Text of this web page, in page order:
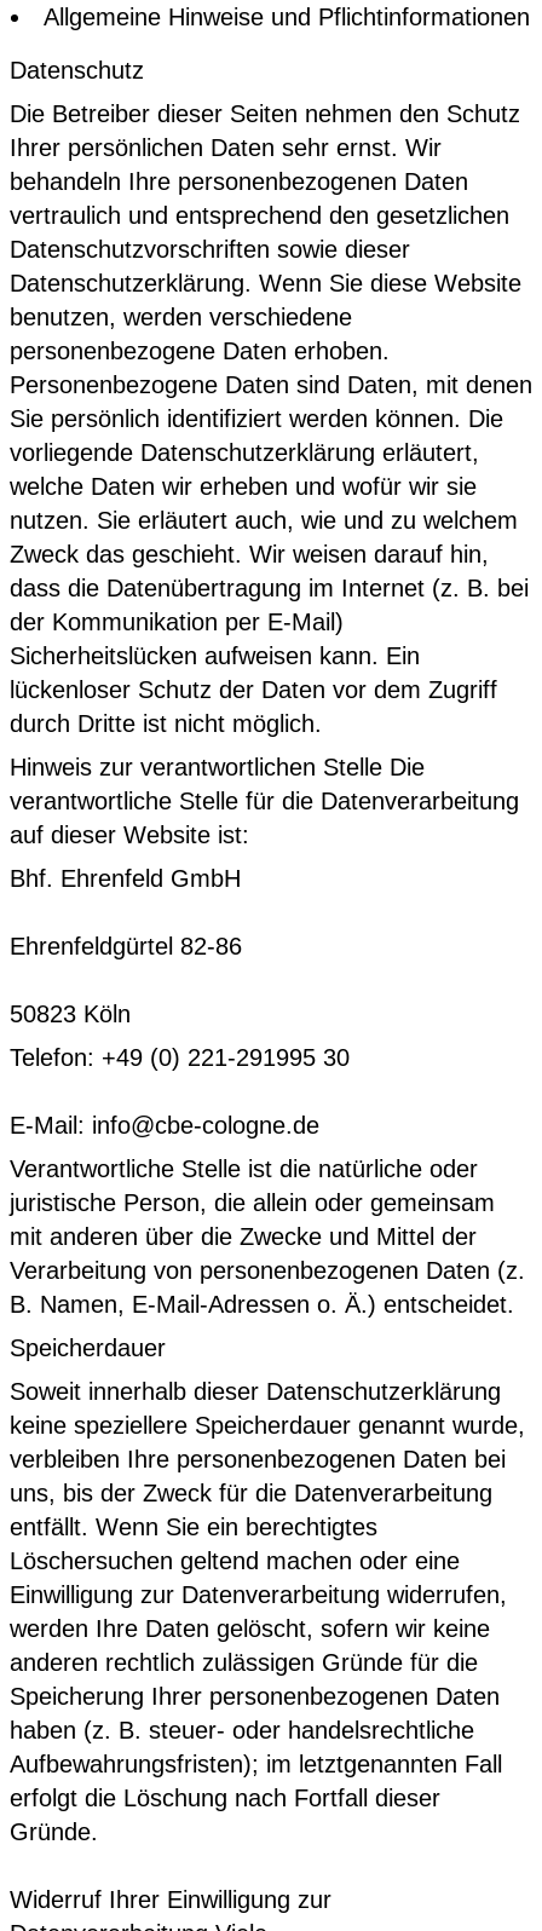
Allgemeine Hinweise und Pflicht­informationen
Datenschutz
Die Betreiber dieser Seiten nehmen den Schutz
Ihrer persönlichen Daten sehr ernst. Wir
behandeln Ihre personenbezogenen Daten
vertraulich und entsprechend den gesetzlichen
Datenschutzvorschriften sowie dieser
Datenschutzerklärung. Wenn Sie diese Website
benutzen, werden verschiedene
personenbezogene Daten erhoben.
Personenbezogene Daten sind Daten, mit denen
Sie persönlich identifiziert werden können. Die
vorliegende Datenschutzerklärung erläutert,
welche Daten wir erheben und wofür wir sie
nutzen. Sie erläutert auch, wie und zu welchem
Zweck das geschieht. Wir weisen darauf hin,
dass die Datenübertragung im Internet (z. B. bei
der Kommunikation per E-Mail)
Sicherheitslücken aufweisen kann. Ein
lückenloser Schutz der Daten vor dem Zugriff
durch Dritte ist nicht möglich.
Hinweis zur verantwortlichen Stelle Die
verantwortliche Stelle für die Datenverarbeitung
auf dieser Website ist:
Bhf. Ehrenfeld GmbH
Ehrenfeldgürtel 82-86
50823 Köln
Telefon: +49 (0) 221-291995 30
E-Mail: info@cbe-cologne.de
Verantwortliche Stelle ist die natürliche oder
juristische Person, die allein oder gemeinsam
mit anderen über die Zwecke und Mittel der
Verarbeitung von personenbezogenen Daten (z.
B. Namen, E-Mail-Adressen o. Ä.) entscheidet.
Speicherdauer
Soweit innerhalb dieser Datenschutzerklärung
keine speziellere Speicherdauer genannt wurde,
verbleiben Ihre personenbezogenen Daten bei
uns, bis der Zweck für die Datenverarbeitung
entfällt. Wenn Sie ein berechtigtes
Löschersuchen geltend machen oder eine
Einwilligung zur Datenverarbeitung widerrufen,
werden Ihre Daten gelöscht, sofern wir keine
anderen rechtlich zulässigen Gründe für die
Speicherung Ihrer personenbezogenen Daten
haben (z. B. steuer- oder handelsrechtliche
Aufbewahrungsfristen); im letztgenannten Fall
erfolgt die Löschung nach Fortfall dieser
Gründe.
Widerruf Ihrer Einwilligung zur